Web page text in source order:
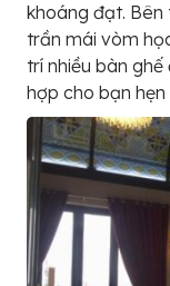
khoáng đạt.
trần mái vòm
trí nhiều bàn
hợp cho bạn hẹn